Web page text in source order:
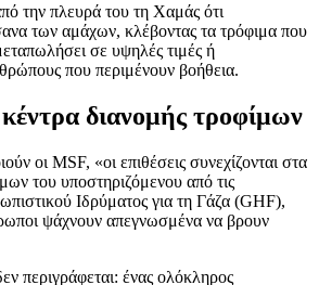
την πλευρά του τη Χαμάς ότι
των αμάχων, κλέβοντας τα τρόφιμα που
σε υψηλές τιμές ή
που περιμένουν βοήθεια.
διανομής τροφίμων
οι MSF, «οι επιθέσεις συνεχίζονται στα
του υποστηριζόμενου από τις
Ιδρύματος για τη Γάζα (GHF),
ψάχνουν απεγνωσμένα να βρουν
περιγράφεται: ένας ολόκληρος